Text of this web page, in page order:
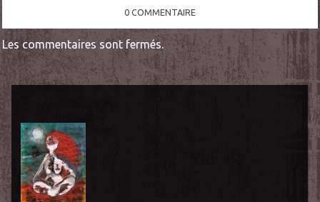
0 COMMENTAIRE
Les commentaires sont fermés.